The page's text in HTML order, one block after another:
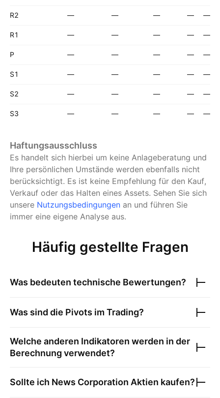
R2 — — — — —
R1 — — — — —
P — — — — —
S1 — — — — —
S2 — — — — —
S3 — — — — —
Haftungsausschluss
Es handelt sich hierbei um keine Anlageberatung und
Ihre persönlichen Umstände werden ebenfalls nicht
berücksichtigt. Es ist keine Empfehlung für den Kauf,
Verkauf oder das Halten eines Assets. Sehen Sie sich
unsere Nutzungsbedingungen an und führen Sie
immer eine eigene Analyse aus.
Häufig gestellte Fragen
Was bedeuten technische Bewertungen?
Was sind die Pivots im Trading?
Welche anderen Indikatoren werden in der
Berechnung verwendet?
Sollte ich News Corporation Aktien kaufen?